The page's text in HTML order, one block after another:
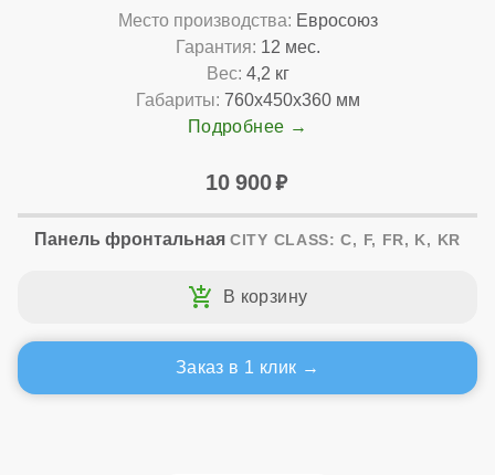
Место производства: Евросоюз
Гарантия: 12 мес.
Вес: 4,2 кг
Габариты: 760x450x360 мм
Подробнее
10 900
Панель фронтальная CITY CLASS: C, F, FR, K, KR
Заказ в 1 клик